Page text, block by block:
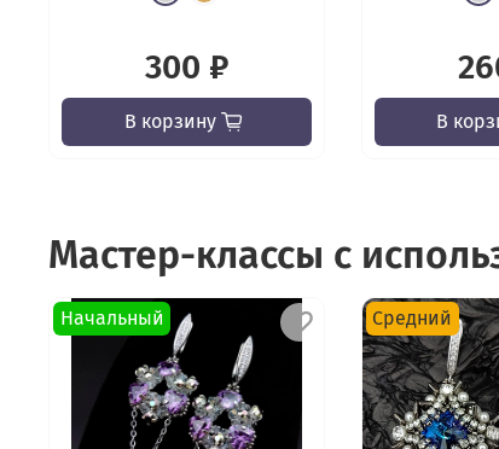
300 ₽
В корзину В
Мастер-классы с
Начальный Средний